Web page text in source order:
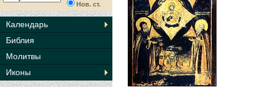
Нов. ст.
Календарь
Библия
Молитвы
Иконы